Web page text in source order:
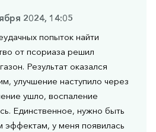
2024, 14:05
попыток найти
от псориаза решил
Результат оказался
улучшение наступило через
ушло, воспаление
Единственное, нужно быть
эффектам, у меня появилась